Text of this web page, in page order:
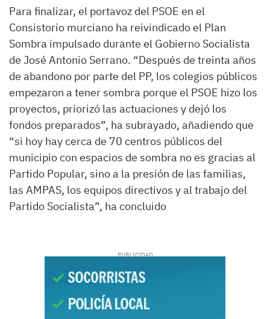
Para finalizar, el portavoz del PSOE en el
Consistorio murciano ha reivindicado el Plan
Sombra impulsado durante el Gobierno Socialista
de José Antonio Serrano. “Después de treinta años
de abandono por parte del PP, los colegios públicos
empezaron a tener sombra porque el PSOE hizo los
proyectos, priorizó las actuaciones y dejó los
fondos preparados”, ha subrayado, añadiendo que
“si hoy hay cerca de 70 centros públicos del
municipio con espacios de sombra no es gracias al
Partido Popular, sino a la presión de las familias,
las AMPAS, los equipos directivos y al trabajo del
Partido Socialista”, ha concluido